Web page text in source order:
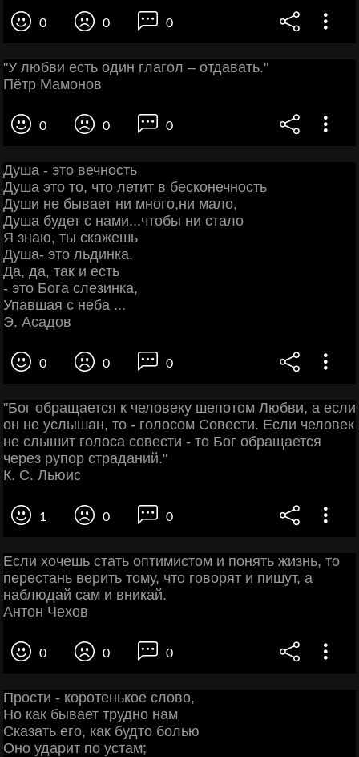
0 0 0
"У любви есть один глагол – отдавать."
Пётр Мамонов
0 0 0
Душа - это вечность
Душа это то, что летит в бесконечность
Души не бывает ни много,ни мало,
Душа будет с нами...чтобы ни стало
Я знаю, ты скажешь
Душа- это льдинка,
Да, да, так и есть
- это Бога слезинка,
Упавшая с неба ...
Э. Асадов
0 0 0
"Бог обращается к человеку шепотом Любви, а если
он не услышан, то - голосом Совести. Если человек
не слышит голоса совести - то Бог обращается
через рупор страданий."
К. С. Льюис
1 0 0
Если хочешь стать оптимистом и понять жизнь, то
перестань верить тому, что говорят и пишут, а
наблюдай сам и вникай.
Антон Чехов
0 0 0
Прости - коротенькое слово,
Но как бывает трудно нам
Сказать его, как будто болью
Оно ударит по устам;